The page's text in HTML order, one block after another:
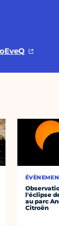
l'éclipse
au parc
Citroën